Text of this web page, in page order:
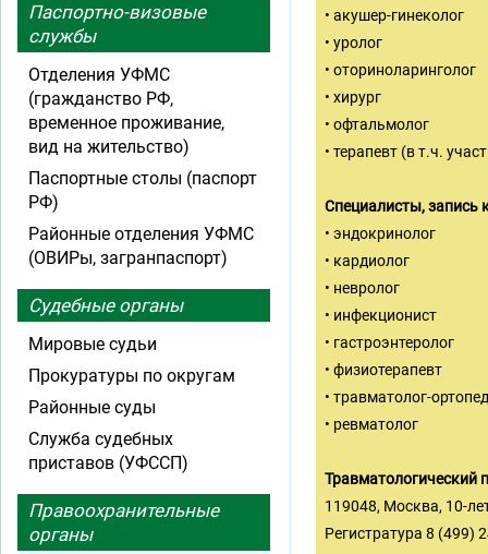
• акушер-гинеколог
• уролог
• оториноларинголог
• хирург
• офтальмолог
• терапевт (в т.ч.
Специалисты, запись
• эндокринолог
• кардиолог
• невролог
• инфекционист
• гастроэнтеролог
• физиотерапевт
• травматолог-ортопед
• ревматолог
Травматологический
119048, Москва, 10-
Регистратура 8 (499)
Паспортно-визовые
службы
Отделения УФМС
(гражданство РФ,
временное проживание,
вид на жительство)
Паспортные столы (паспорт
РФ)
Районные отделения УФМС
(ОВИРы, загранпаспорт)
Судебные органы
Мировые судьи
Прокуратуры по округам
Районные суды
Служба судебных
приставов (УФССП)
Правоохранительные
органы